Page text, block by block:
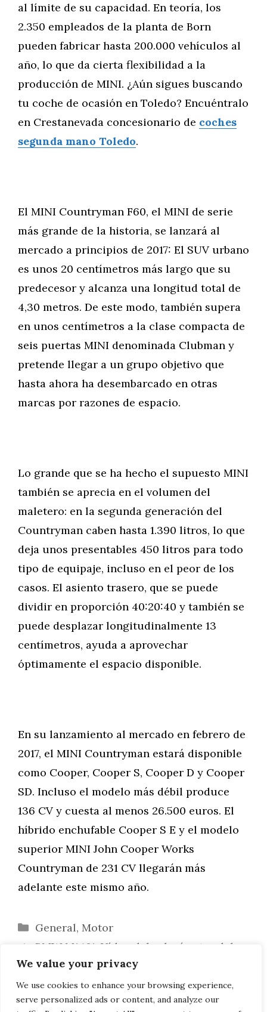
We value your privacy
We use cookies to enhance your browsing experience,
serve personalized ads or content, and analyze our
al límite de su capacidad. En teoría, los
2.350 empleados de la planta de Born
pueden fabricar hasta 200.000 vehículos al
año, lo que da cierta flexibilidad a la
producción de MINI. ¿Aún sigues buscando
tu coche de ocasión en Toledo? Encuéntralo
en Crestanevada concesionario de coches
segunda mano Toledo.
El MINI Countryman F60, el MINI de serie
más grande de la historia, se lanzará al
mercado a principios de 2017: El SUV urbano
es unos 20 centímetros más largo que su
predecesor y alcanza una longitud total de
4,30 metros. De este modo, también supera
en unos centímetros a la clase compacta de
seis puertas MINI denominada Clubman y
pretende llegar a un grupo objetivo que
hasta ahora ha desembarcado en otras
marcas por razones de espacio.
Lo grande que se ha hecho el supuesto MINI
también se aprecia en el volumen del
maletero: en la segunda generación del
Countryman caben hasta 1.390 litros, lo que
deja unos presentables 450 litros para todo
tipo de equipaje, incluso en el peor de los
casos. El asiento trasero, que se puede
dividir en proporción 40:20:40 y también se
puede desplazar longitudinalmente 13
centímetros, ayuda a aprovechar
óptimamente el espacio disponible.
En su lanzamiento al mercado en febrero de
2017, el MINI Countryman estará disponible
como Cooper, Cooper S, Cooper D y Cooper
SD. Incluso el modelo más débil produce
136 CV y cuesta al menos 26.500 euros. El
híbrido enchufable Cooper S E y el modelo
superior MINI John Cooper Works
Countryman de 231 CV llegarán más
adelante este mismo año.
Categorías
General, Motor
BMW M140i: Vídeo del velocímetro del
Serie 1 M Performance con 340 CV
Ventas en Alemania: octubre negativo
para BMW, Mercedes & Co.